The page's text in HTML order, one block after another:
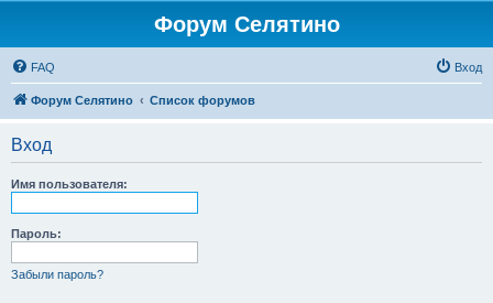
Форум Селятино
FAQ Вход
Форум Селятино Список форумов
Вход
Имя пользователя:
Пароль:
Забыли пароль?